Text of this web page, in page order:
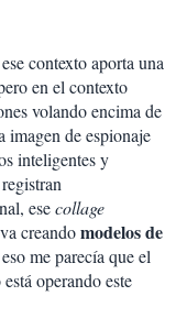
contexto aporta una
en el contexto
volando encima de
imagen de espionaje
inteligentes y
esecollage
creandomodelos de
me parecía que el
operando este